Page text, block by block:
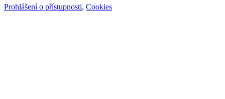
Prohlášení o přístupnosti, Cookies